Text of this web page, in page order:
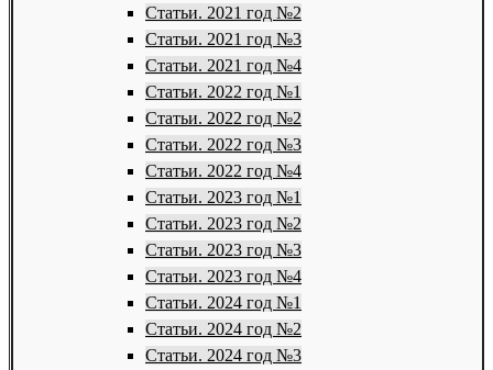
Статьи. 2021 год №2
Статьи. 2021 год №3
Статьи. 2021 год №4
Статьи. 2022 год №1
Статьи. 2022 год №2
Статьи. 2022 год №3
Статьи. 2022 год №4
Статьи. 2023 год №1
Статьи. 2023 год №2
Статьи. 2023 год №3
Статьи. 2023 год №4
Статьи. 2024 год №1
Статьи. 2024 год №2
Статьи. 2024 год №3